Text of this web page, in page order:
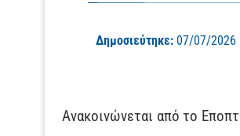
Δημοσιεύτηκε: 07/07/2026
Ανακοινώνεται από το